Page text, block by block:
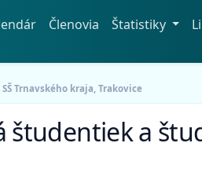
Členovia Štatistiky
Trnavského kraja, Trakovice
študentiek a